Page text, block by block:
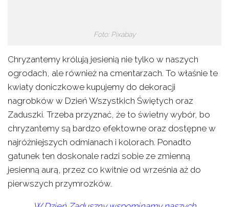
Foto: Pixabay
Chryzantemy królują jesienią nie tylko w naszych
ogrodach, ale również na cmentarzach. To właśnie te
kwiaty doniczkowe kupujemy do dekoracji
nagrobków w Dzień Wszystkich Świętych oraz
Zaduszki. Trzeba przyznać, że to świetny wybór, bo
chryzantemy są bardzo efektowne oraz dostępne w
najróżniejszych odmianach i kolorach. Ponadto
gatunek ten doskonale radzi sobie ze zmienną
jesienną aurą, przez co kwitnie od września aż do
pierwszych przymrozków.